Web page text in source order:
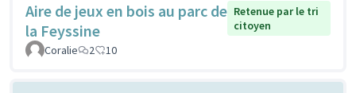
Aire de jeux en bois au parc de
la Feyssine
Retenue par le tri
citoyen
Coralie
2 10